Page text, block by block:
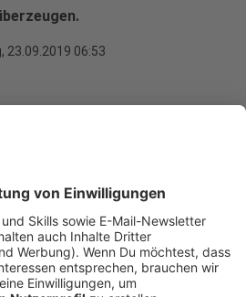
23.09.2019 06:53
ging das 18. Filmfestival
mit der feierlichen
sonnig-warmen Wetters
wieder viele Filmfans den
mit rund achtzig Kurz- und